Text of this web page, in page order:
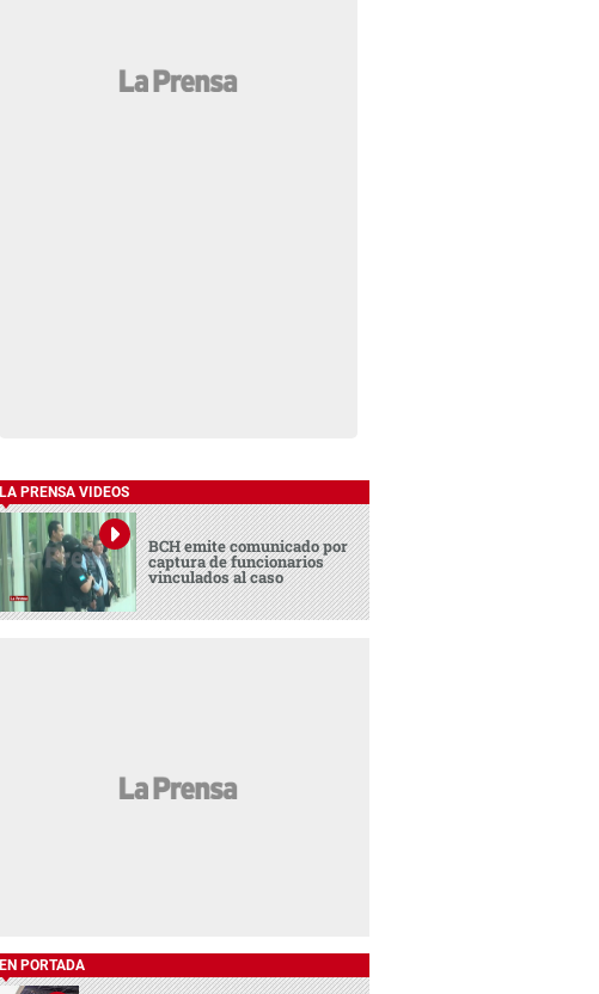
LA PRENSA VIDEOS
BCH emite comunicado por
captura de funcionarios
vinculados al caso
EN PORTADA